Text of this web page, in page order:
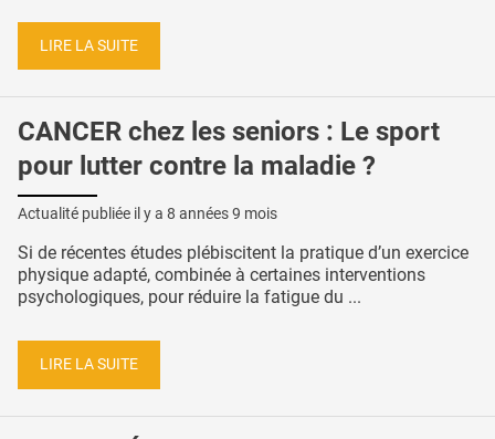
LIRE LA SUITE
CANCER chez les seniors : Le sport
pour lutter contre la maladie ?
Actualité publiée il y a 8 années 9 mois
Si de récentes études plébiscitent la pratique d’un exercice
physique adapté, combinée à certaines interventions
psychologiques, pour réduire la fatigue du ...
LIRE LA SUITE